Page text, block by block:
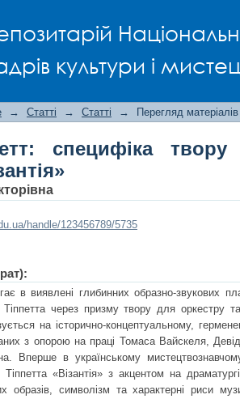
культури і
→ Статті → Статті → Перегляд матеріалів
специфіка
handle/123456789/5735
в виявлені глибинних образно-звукових
через призму твору для оркестру
на історично-концептуальному,
з опорою на праці Томаса Вайскеля,
Вперше в українському
«Візантія» з акцентом на
образів, символізм та характерні риси